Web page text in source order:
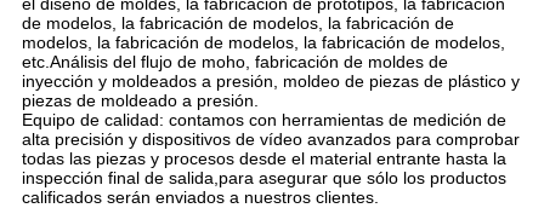
de modelos, la fabricación de modelos, la fabricación de
modelos, la fabricación de modelos, la fabricación de modelos,
etc.Análisis del flujo de moho, fabricación de moldes de
inyección y moldeados a presión, moldeo de piezas de plástico y
piezas de moldeado a presión.
Equipo de calidad: contamos con herramientas de medición de
alta precisión y dispositivos de vídeo avanzados para comprobar
todas las piezas y procesos desde el material entrante hasta la
inspección final de salida,para asegurar que sólo los productos
calificados serán enviados a nuestros clientes.